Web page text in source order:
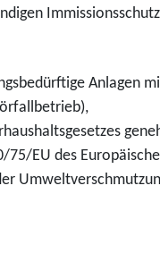
Anlagen
EU des